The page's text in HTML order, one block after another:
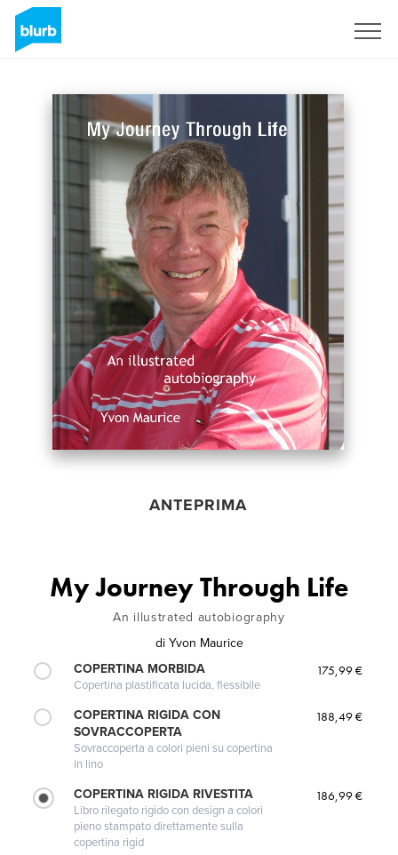
ANTEPRIMA
My Journey Through Life
An illustrated autobiography
di Yvon Maurice
COPERTINA MORBIDA
Copertina plastificata lucida, flessibile
175,99 €
COPERTINA RIGIDA CON
SOVRACCOPERTA
Sovraccoperta a colori pieni su copertina
in lino
188,49 €
COPERTINA RIGIDA RIVESTITA
Libro rilegato rigido con design a colori
pieno stampato direttamente sulla
copertina rigid
186,99 €